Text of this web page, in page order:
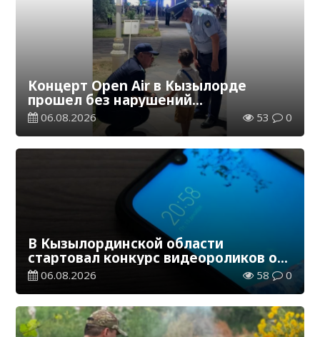
Концерт Open Air в Кызылорде
прошел без нарушений
общественного порядка
06.08.2026 53 0
В Кызылординской области
стартовал конкурс видеороликов о
семейных ценностях и Конституции
06.08.2026 58 0